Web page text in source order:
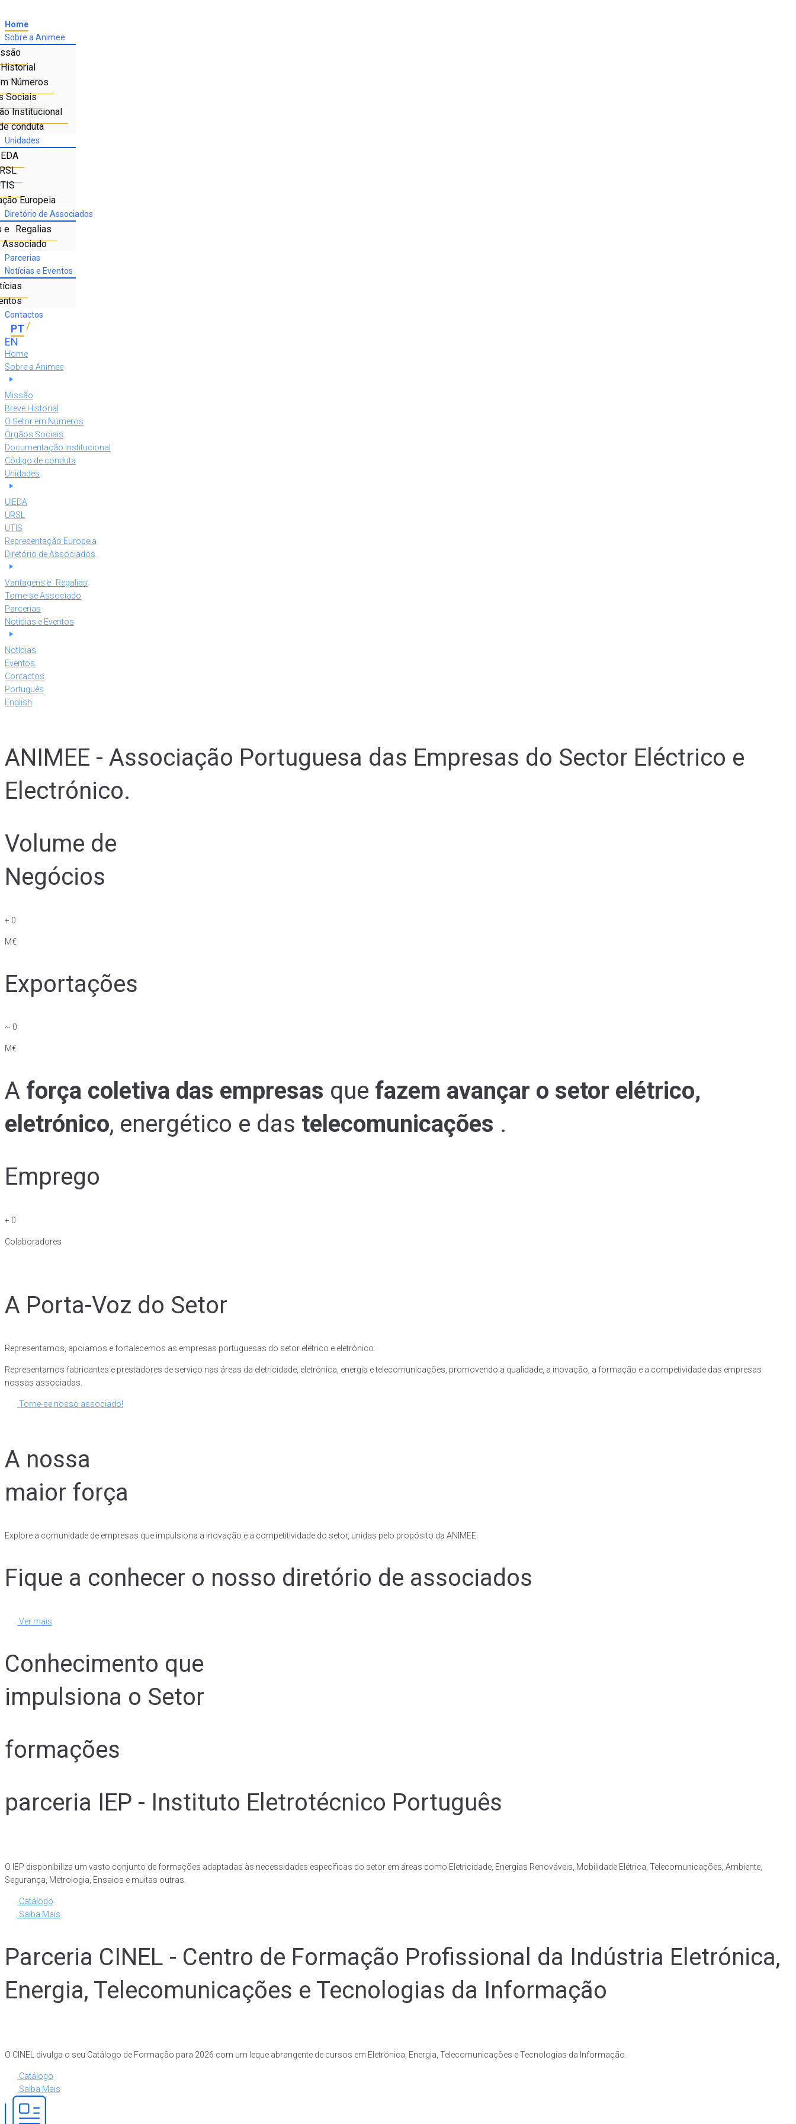
Home
Sobre a Animee
Números
Sociais
Institucional
conduta
Unidades
Europeia
Diretório de Associados
e Regalias
Associado
Parcerias
Notícias e Eventos
Contactos
Home
Sobre a Animee
Missão
Breve Historial
O Setor em Números
Órgãos Sociais
Documentação Institucional
Código de conduta
Unidades
UIEDA
URSL
UTIS
Representação Europeia
Diretório de Associados
Vantagens e Regalias
Torne-se Associado
Parcerias
Notícias e Eventos
Notícias
Eventos
Contactos
Português
English
ANIMEE - Associação Portuguesa das Empresas do Sector Eléctrico e
Electrónico.
Volume de
Negócios
+ 0
M€
Exportações
~ 0
M€
A força coletiva das empresas que fazem avançar o setor elétrico,
eletrónico, energético e das telecomunicações .
Emprego
+ 0
Colaboradores
A Porta-Voz do Setor
Representamos, apoiamos e fortalecemos as empresas portuguesas do setor elétrico e eletrónico.
Representamos fabricantes e prestadores de serviço nas áreas da eletricidade, eletrónica, energia e telecomunicações, promovendo a qualidade, a inovação, a formação e a competividade das empresas
nossas associadas.
Torne-se nosso associado!
A nossa
maior força
Explore a comunidade de empresas que impulsiona a inovação e a competitividade do setor, unidas pelo propósito da ANIMEE.
Fique a conhecer o nosso diretório de associados
Ver mais
Conhecimento que
impulsiona o Setor
formações
parceria IEP - Instituto Eletrotécnico Português
O IEP disponibiliza um vasto conjunto de formações adaptadas às necessidades específicas do setor em áreas como Eletricidade, Energias Renováveis, Mobilidade Elétrica, Telecomunicações, Ambiente,
Segurança, Metrologia, Ensaios e muitas outras.
Catálogo
Saiba Mais
Parceria CINEL - Centro de Formação Profissional da Indústria Eletrónica,
Energia, Telecomunicações e Tecnologias da Informação
O CINEL divulga o seu Catálogo de Formação para 2026 com um leque abrangente de cursos em Eletrónica, Energia, Telecomunicações e Tecnologias da Informação.
Catálogo
Saiba Mais